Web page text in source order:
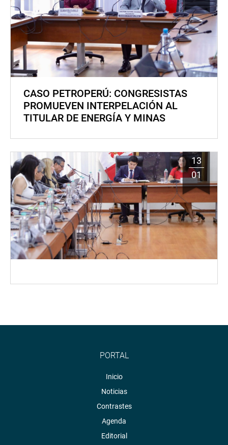
CASO PETROPERÚ: CONGRESISTAS
PROMUEVEN INTERPELACIÓN AL
TITULAR DE ENERGÍA Y MINAS
13
01
PORTAL
Inicio
Noticias
Contrastes
Agenda
Editorial